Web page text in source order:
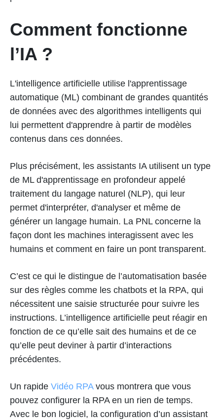
Comment fonctionne
l’IA ?
L'intelligence artificielle utilise l'apprentissage
automatique (ML) combinant de grandes quantités
de données avec des algorithmes intelligents qui
lui permettent d'apprendre à partir de modèles
contenus dans ces données.
Plus précisément, les assistants IA utilisent un type
de ML d'apprentissage en profondeur appelé
traitement du langage naturel (NLP), qui leur
permet d'interpréter, d'analyser et même de
générer un langage humain. La PNL concerne la
façon dont les machines interagissent avec les
humains et comment en faire un pont transparent.
C’est ce qui le distingue de l’automatisation basée
sur des règles comme les chatbots et la RPA, qui
nécessitent une saisie structurée pour suivre les
instructions. L’intelligence artificielle peut réagir en
fonction de ce qu’elle sait des humains et de ce
qu’elle peut deviner à partir d’interactions
précédentes.
Un rapide Vidéo RPAvous montrera que vous
pouvez configurer la RPA en un rien de temps.
Avec le bon logiciel, la configuration d’un assistant